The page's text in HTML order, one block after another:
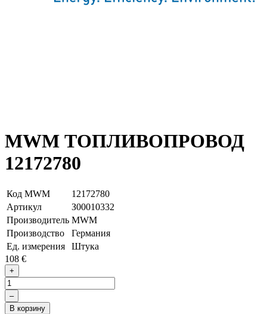
MWM ТОПЛИВОПРОВОД
12172780
Код MWM
12172780
Артикул
З00010332
Производитель MWM
Производство
Германия
Ед. измерения
Штука
108 €
+
–
В корзину